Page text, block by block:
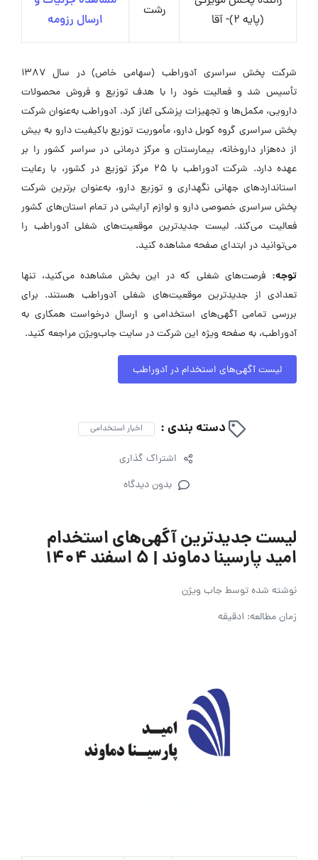
(پایه 2)- آقا
رشت
ارسال رزومه
شرکت پخش سراسری آدوراطب (سهامی خاص) در سال ۱۳۸۷
تأسیس شد و فعالیت خود را با هدف توزیع و فروش محصولات
دارویی، مکمل‌ها و تجهیزات پزشکی آغاز کرد. آدوراطب به‌عنوان شرکت
پخش سراسری گروه کوبل دارو، مأموریت توزیع باکیفیت دارو به بیش
از ده‌هزار داروخانه، بیمارستان و مرکز درمانی در سراسر کشور را بر
عهده دارد. شرکت آدوراطب با ۲۵ مرکز توزیع در کشور، با رعایت
استانداردهای جهانی نگهداری و توزیع دارو، به‌عنوان برترین شرکت
پخش سراسری خصوصی دارو و لوازم آرایشی در تمام استان‌های کشور
فعالیت می‌کند. لیست جدیدترین موقعیت‌های شغلی آدوراطب را
می‌توانید در ابتدای صفحه مشاهده کنید.
توجه: فرصت‌های شغلی که در این بخش مشاهده می‌کنید، تنها
تعدادی از جدیدترین موقعیت‌های شغلی آدوراطب هستند. برای
بررسی تمامی آگهی‌های استخدامی و ارسال درخواست همکاری به
آدوراطب، به صفحه ویژه این شرکت در سایت جاب‌ویژن مراجعه کنید.
لیست آگهی‌های استخدام در آدوراطب
دسته بندی : اخبار استخدامی
اشتراک گذاری
بدون دیدگاه
لیست جدیدترین آگهی‌های استخدام
امید پارسینا دماوند | ۵ اسفند ۱۴۰۴
نوشته شده توسطجاب ویژن
زمان مطالعه: 1دقیقه